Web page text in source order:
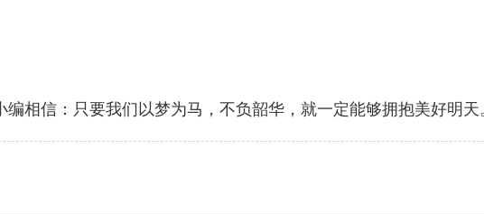
相信：只要我们以梦为马，不负韶华，就一定能够拥抱美好明天